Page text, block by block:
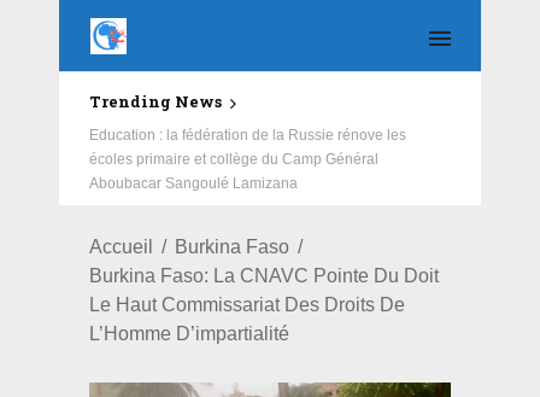
Trending News
Education : la fédération de la Russie rénove les
écoles primaire et collège du Camp Général
Aboubacar Sangoulé Lamizana
Accueil
Burkina Faso
Burkina Faso: La CNAVC Pointe Du Doit
Le Haut Commissariat Des Droits De
L’Homme D’impartialité